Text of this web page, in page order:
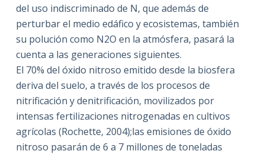
del uso indiscriminado de N, que además de
perturbar el medio edáfico y ecosistemas, también
su polución como N2O en la atmósfera, pasará la
cuenta a las generaciones siguientes.
El 70% del óxido nitroso emitido desde la biosfera
deriva del suelo, a través de los procesos de
nitrificación y denitrificación, movilizados por
intensas fertilizaciones nitrogenadas en cultivos
agrícolas (Rochette, 2004);las emisiones de óxido
nitroso pasarán de 6 a 7 millones de toneladas